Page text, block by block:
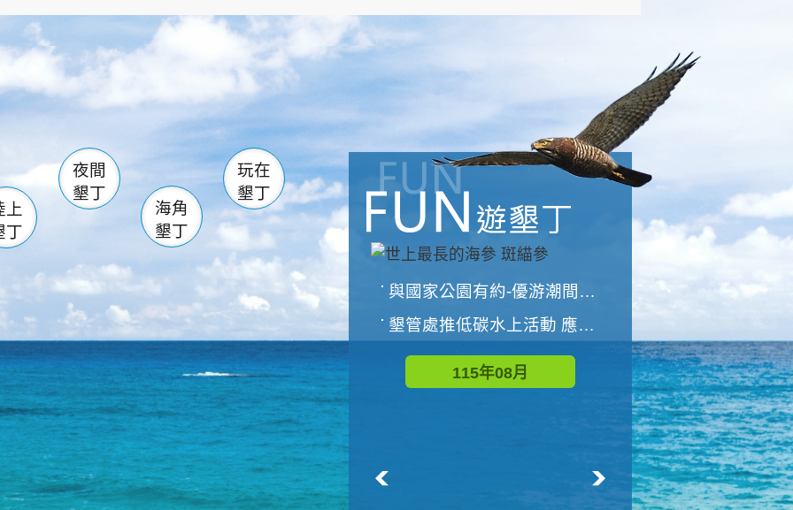
南仁湖
滿州 佳樂水
森林遊樂區
墾管處遊客中心
社頂公園 風吹沙
船帆石 龍磐公園
香蕉灣 龍坑
鵝鑾鼻
上
丁
夜間
墾丁
海角
墾丁
玩在
墾丁
與國家公園有約-優游潮間探險者
墾管處推低碳水上活動 應屆畢業生限額免費參加
115年08月
世界地球清潔日 墾管處辦理「2026年墾丁國家公園沙灘淨灘活動
115年09月